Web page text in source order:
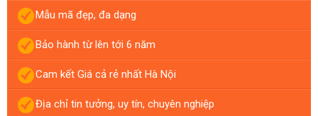
Mẫu mã đẹp, đa dạng
Bảo hành từ lên tới 6 năm
Cam kết Giá cả rẻ nhất Hà Nội
Địa chỉ tin tưởng, uy tín, chuyên nghiệp